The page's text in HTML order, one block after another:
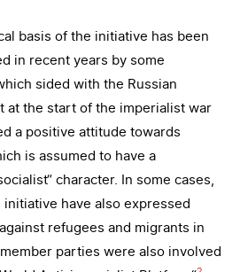
basis of the initiative has been
in recent years by some
sided with the Russian
at the start of the imperialist war
a positive attitude towards
is assumed to have a
character. In some cases,
have also expressed
refugees and migrants in
parties were also involved